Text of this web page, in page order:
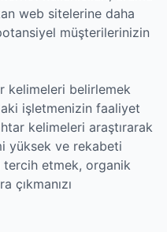
web sitelerine daha
müşterilerinizin
kelimeleri belirlemek
işletmenizin faaliyet
kelimeleri araştırarak
yüksek ve rekabeti
etmek, organik
çıkmanızı